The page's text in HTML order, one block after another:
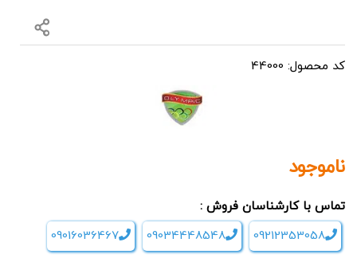
کد محصول: 44000
ناموجود
تماس با کارشناسان فروش :
09212353058
09034448548
09016036467